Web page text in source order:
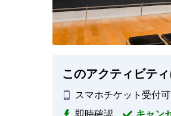
このアクティビテ
スマホチケット受付